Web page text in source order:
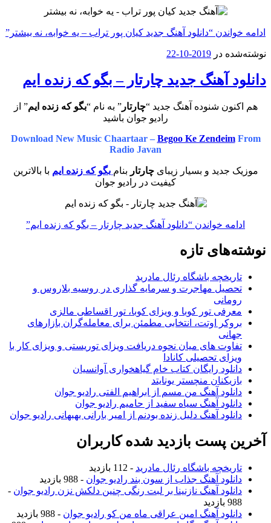
ادامه خواندن “دانلود آهنگ جدید کیان پور تراب – یه خوابه، نه بیشتر”
نوشته‌شده در 2019-10-22
دانلود آهنگ جدید چارتار – بگو که زنده ایم
هم اکنون شنوده آهنگ جدید “چارتار” به نام “بگو که زنده ایم” از
رادیو جوان باشید
Download New Music Chaartaar – Begoo Ke ZendeimFrom
Radio Javan
موزیک جدید و بسیار زیبای چارتار بنام بگو که زنده ایم با بالاترین
کیفیت در رادیو جوان
ادامه خواندن “دانلود آهنگ جدید چارتار – بگو که زنده ایم”
نوشته‌های تازه
تاریخچه باشگاه رئال مادرید
تحصیل مهاجرت و سرمایه گذاری در روسیه بلاروس و
رومانی
معرفی تور کوبا و ویزای کوبا، تور اقساطی مالزی
بروکر اوتت، انتخابی مطمئن برای معامله‌گران بازارهای
جهانی
تفاوت های میان نحوه دریافت ویزای توریستی و ویزای کار با
ویزای تحصیلی کانادا
دانلود رایگان کتاب خام گیاهخواری آوانسیان
بازیکنان منچستر یونایتد
دانلود آهنگ من مسم از ابراهیم الفتی رادیو جوان
دانلود آهنگ سیاه سفید از حامیم رادیو جوان
دانلود آهنگ دلیل زنده بودنم از امیر بارانی بهبهانی رادیو جوان
آخرین پست بازدید شده کاربران
تاریخچه باشگاه رئال مادرید - 112 بازدید
دانلود آهنگ جذاب از سون بند رادیو جوان - 988 بازدید
دانلود آهنگ نازنینا بر لبت رنگی چنین دلکش نزن رادیو جوان -
988 بازدید
دانلود آهنگ امین عراقی ماه من کو رادیو جوان - 988 بازدید